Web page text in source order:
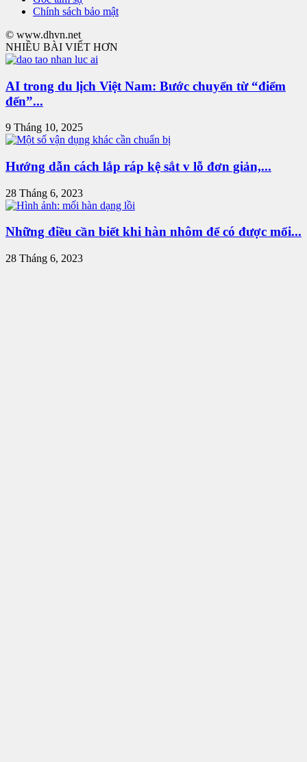
Chính sách bảo mật
© www.dhvn.net
NHIỀU BÀI VIẾT HƠN
AI trong du lịch Việt Nam: Bước chuyển từ “điểm
đến”...
9 Tháng 10, 2025
Hướng dẫn cách lắp ráp kệ sắt v lỗ đơn giản,...
28 Tháng 6, 2023
Những điều cần biết khi hàn nhôm để có được mối...
28 Tháng 6, 2023